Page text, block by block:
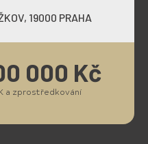
19000 PRAHA
a zprostředkování
000 Kč